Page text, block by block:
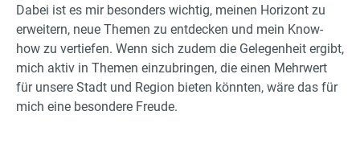
Dabei ist es mir besonders wichtig, meinen Horizont zu
erweitern, neue Themen zu entdecken und mein Know-
how zu vertiefen. Wenn sich zudem die Gelegenheit ergibt,
mich aktiv in Themen einzubringen, die einen Mehrwert
für unsere Stadt und Region bieten könnten, wäre das für
mich eine besondere Freude.